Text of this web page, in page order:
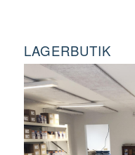
LAGERBUTIK